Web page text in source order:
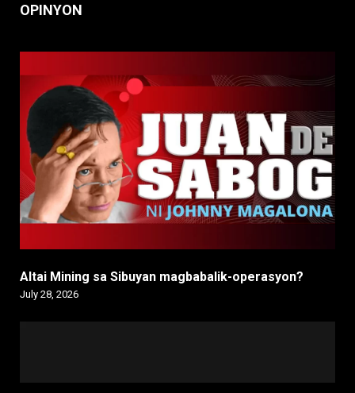
OPINYON
Altai Mining sa Sibuyan magbabalik-operasyon?
July 28, 2026